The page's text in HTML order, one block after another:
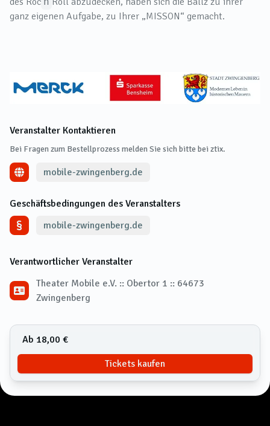
ganz eigenen Aufgabe, zu Ihrer „MISSON“ gemacht.
Veranstalter Kontaktieren
Bei Fragen zum Bestellprozess melden Sie sich bitte bei ztix.
mobile-zwingenberg.de
Geschäftsbedingungen des Veranstalters
mobile-zwingenberg.de
Verantwortlicher Veranstalter
Theater Mobile e.V. :: Obertor 1 :: 64673
Zwingenberg
Ab 18,00 €
Tickets kaufen